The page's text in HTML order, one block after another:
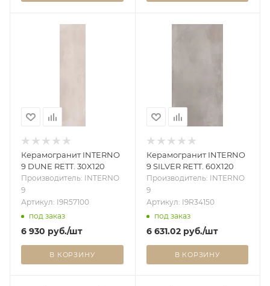
Керамогранит INTERNO
9 DUNE RETT. 30X120
Производитель: INTERNO
9
Артикул: I9R57100
под заказ
6 930 руб./шт
В КОРЗИНУ
Керамогранит INTERNO
9 SILVER RETT. 60X120
Производитель: INTERNO
9
Артикул: I9R34150
под заказ
6 631.02руб./шт
В КОРЗИНУ